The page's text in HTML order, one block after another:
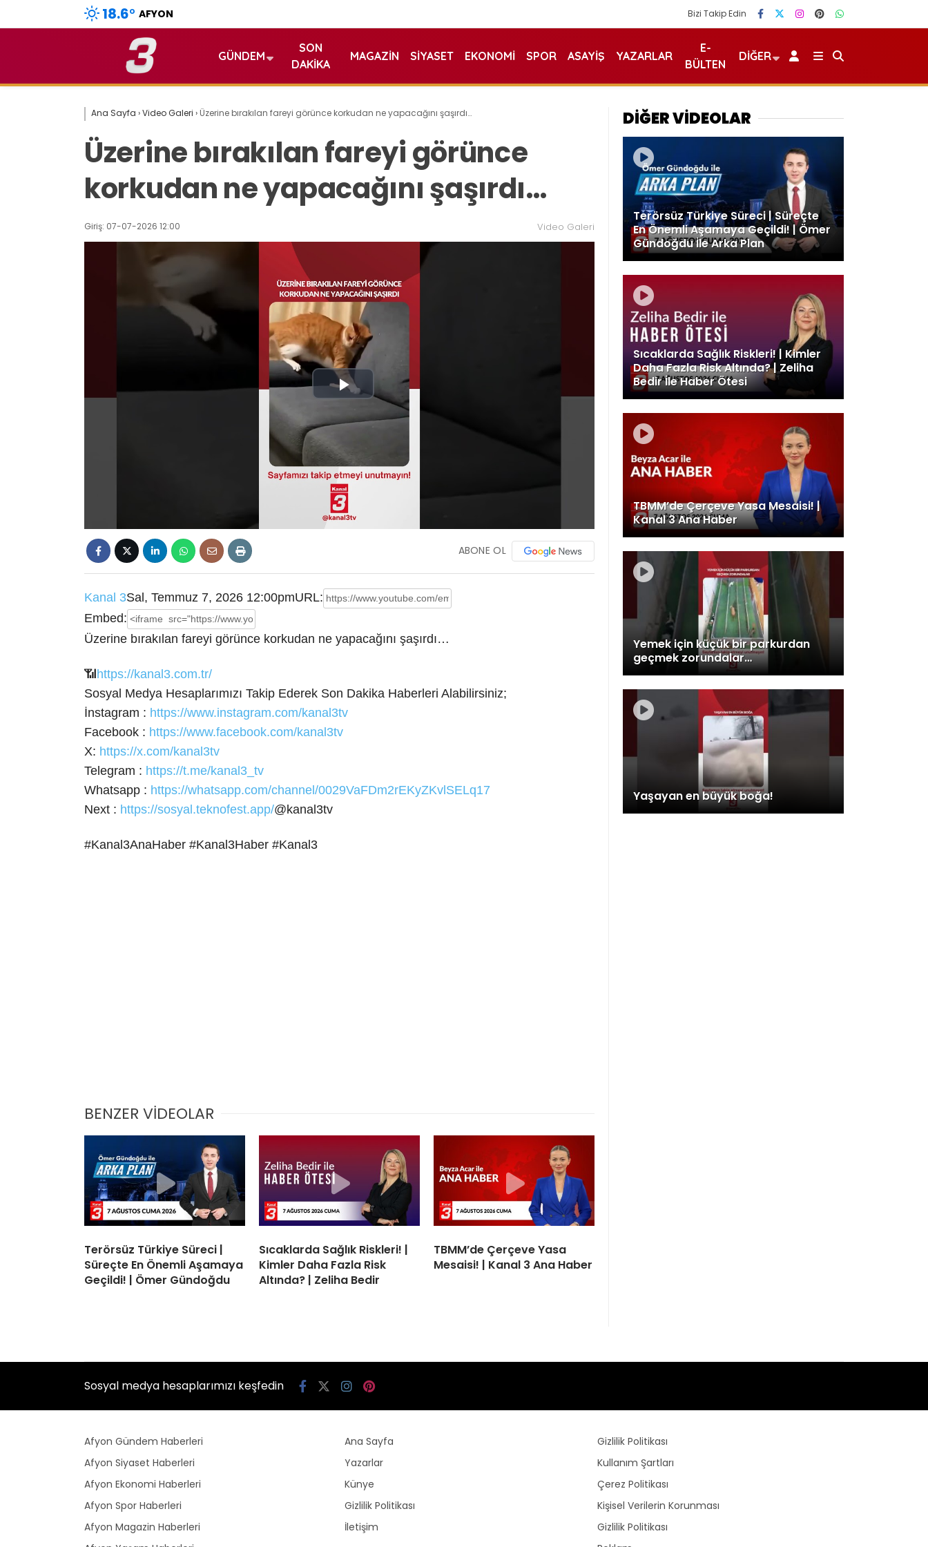
18.6° AFYON Bizi Takip Edin
GÜNDEM
SON
DAKIKA
MAGAZIN SIYASET EKONOMI SPOR ASAYIŞ YAZARLAR
E-
BÜLTEN
DIĞER
Ana Sayfa ›Video Galeri › Üzerine bırakılan fareyi görünce korkudan ne yapacağını şaşırdı…
Üzerine bırakılan fareyi görünce
korkudan ne yapacağını şaşırdı…
Giriş: 07-07-2026 12:00 Video Galeri
Play
Video
ABONE OL
Kanal 3Sal, Temmuz 7, 2026 12:00pmURL:
Embed:
Üzerine bırakılan fareyi görünce korkudan ne yapacağını şaşırdı…
📶 https://kanal3.com.tr/
Sosyal Medya Hesaplarımızı Takip Ederek Son Dakika Haberleri Alabilirsiniz;
İnstagram : https://www.instagram.com/kanal3tv
Facebook : https://www.facebook.com/kanal3tv
X: https://x.com/kanal3tv
Telegram : https://t.me/kanal3_tv
Whatsapp : https://whatsapp.com/channel/0029VaFDm2rEKyZKvlSELq17
Next : https://sosyal.teknofest.app/@kanal3tv
#Kanal3AnaHaber #Kanal3Haber #Kanal3
BENZER VİDEOLAR
Terörsüz Türkiye Süreci |
Süreçte En Önemli Aşamaya
Geçildi! | Ömer Gündoğdu
Sıcaklarda Sağlık Riskleri! |
Kimler Daha Fazla Risk
Altında? | Zeliha Bedir
TBMM’de Çerçeve Yasa
Mesaisi! | Kanal 3 Ana Haber
DİĞER VİDEOLAR
Terörsüz Türkiye Süreci | Süreçte
En Önemli Aşamaya Geçildi! | Ömer
Gündoğdu İle Arka Plan
Sıcaklarda Sağlık Riskleri! | Kimler
Daha Fazla Risk Altında? | Zeliha
Bedir İle Haber Ötesi
TBMM’de Çerçeve Yasa Mesaisi! |
Kanal 3 Ana Haber
Yemek için küçük bir parkurdan
geçmek zorundalar…
Yaşayan en büyük boğa!
Sosyal medya hesaplarımızı keşfedin
Afyon Gündem Haberleri
Afyon Siyaset Haberleri
Afyon Ekonomi Haberleri
Afyon Spor Haberleri
Afyon Magazin Haberleri
Ana Sayfa
Yazarlar
Künye
Gizlilik Politikası
İletişim
Gizlilik Politikası
Kullanım Şartları
Çerez Politikası
Kişisel Verilerin Korunması
Gizlilik Politikası